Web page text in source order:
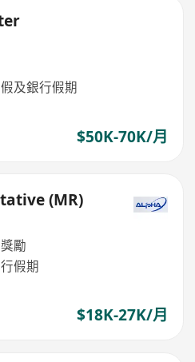
及銀行假期
$50K-70K/月
(MR)
勵
假期
$18K-27K/月